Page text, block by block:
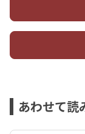
あわせて読